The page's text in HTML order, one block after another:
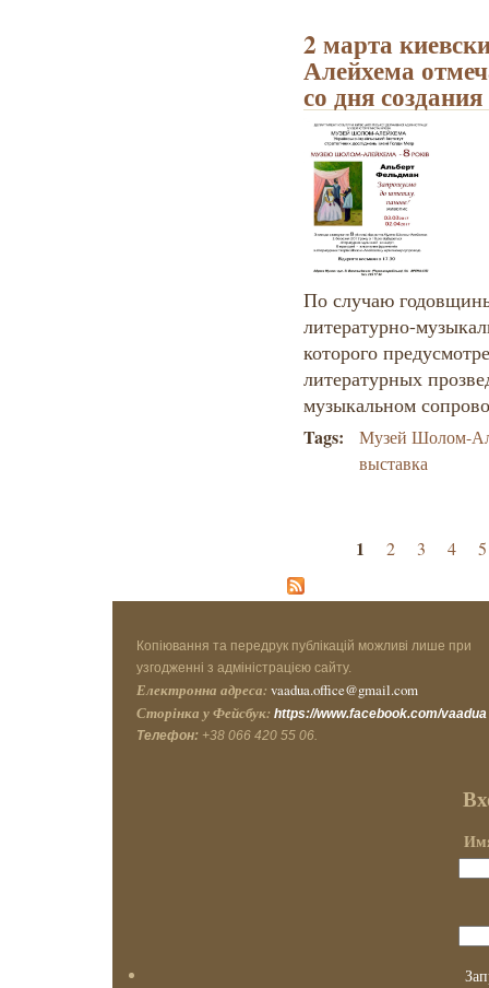
2 марта
Алейхема
со дня
По случаю
литературно-
которого
литературных
музыкальном
Tags:
Музей Шолом-
выставка
Страницы
1 2 3 4 5
Копіювання та передрук публікацій можливі лише при
узгодженні з адміністрацією сайту.
Електронна адреса: vaadua.office@gmail.com
Сторінка у Фейсбук: https://www.facebook.com/vaadua
Телефон: +38 066 420 55 06.